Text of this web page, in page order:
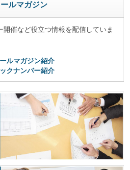
ールマガジン
催など役立つ情報を配信していま
ルマガジン紹介
クナンバー紹介